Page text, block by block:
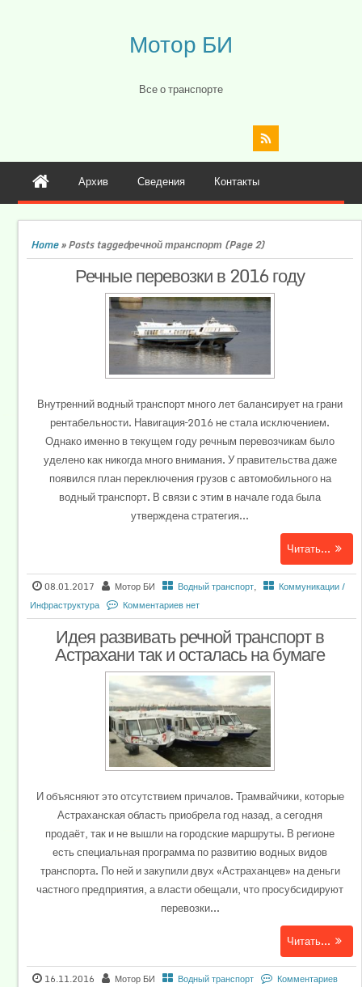
Мотор БИ
Все о транспорте
Архив Сведения Контакты
Home»Posts taggedречной транспорт (Page 2)
Речные перевозки в 2016 году
Внутренний водный транспорт много лет балансирует на грани
рентабельности. Навигация–2016 не стала исключением.
Однако именно в текущем году речным перевозчикам было
уделено как никогда много внимания. У правительства даже
появился план переключения грузов с автомобильного на
водный транспорт. В связи с этим в начале года была
утверждена стратегия...
Читать...
08.01.2017 Мотор БИ Водный транспорт,
Коммуникации /
Инфраструктура
Комментариев нет
Идея развивать речной транспорт в
Астрахани так и осталась на бумаге
И объясняют это отсутствием причалов. Трамвайчики, которые
Астраханская область приобрела год назад, а сегодня
продаёт, так и не вышли на городские маршруты. В регионе
есть специальная программа по развитию водных видов
транспорта. По ней и закупили двух «Астраханцев» на деньги
частного предприятия, а власти обещали, что просубсидируют
перевозки...
Читать...
16.11.2016 Мотор БИ Водный транспорт
Комментариев